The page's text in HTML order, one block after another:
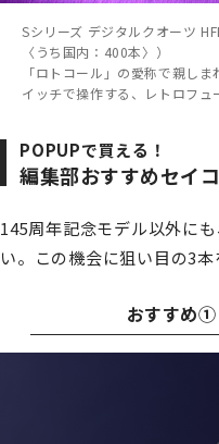
Sシリーズ デジタルクオーツ
〈うち国内：400本〉）
「ロトコール」の愛称で親し
イッチで操作する、レトロフュ
POPUPで買える！
編集部おすすめセイ
145周年記念モデル以外に
い。この機会に狙い目の3本
おすすめ①